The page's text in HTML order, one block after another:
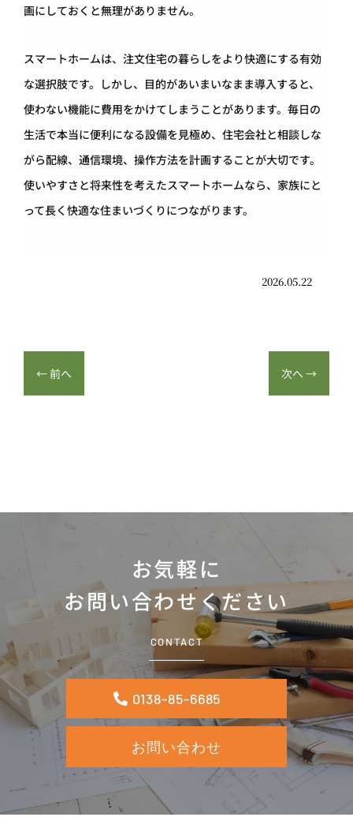
画にしておくと無理がありません。
スマートホームは、注文住宅の暮らしをより快適にする有効
な選択肢です。しかし、目的があいまいなまま導入すると、
使わない機能に費用をかけてしまうことがあります。毎日の
生活で本当に便利になる設備を見極め、住宅会社と相談しな
がら配線、通信環境、操作方法を計画することが大切です。
使いやすさと将来性を考えたスマートホームなら、家族にと
って長く快適な住まいづくりにつながります。
2026.05.22
←前へ 次へ →
お気軽に
お問い合わせください
CONTACT
0138-85-6685
お問い合わせ